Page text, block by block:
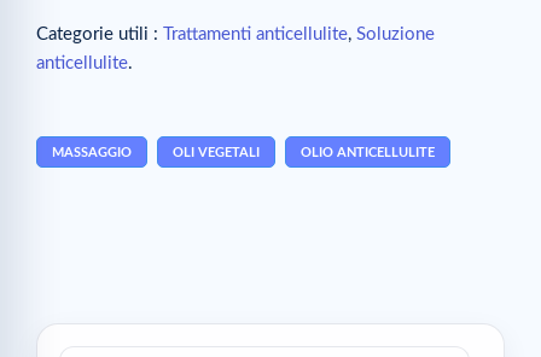
Categorie utili : Trattamenti anticellulite, Soluzione
anticellulite.
MASSAGGIO OLI VEGETALI OLIO ANTICELLULITE